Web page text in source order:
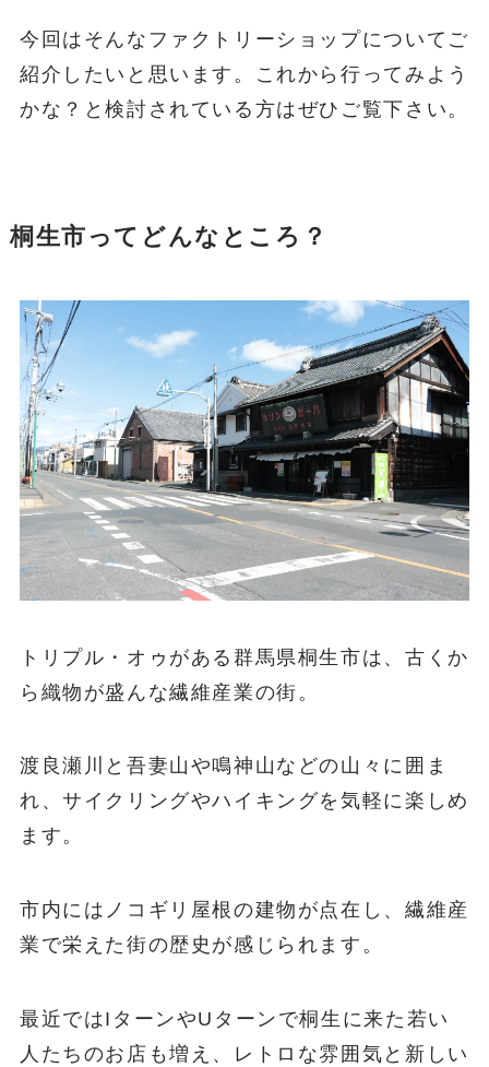
今回はそんなファクトリーショップについてご
紹介したいと思います。これから行ってみよう
かな？と検討されている方はぜひご覧下さい。
桐生市ってどんなところ？
トリプル・オゥがある群馬県桐生市は、古くか
ら織物が盛んな繊維産業の街。
渡良瀬川と吾妻山や鳴神山などの山々に囲ま
れ、サイクリングやハイキングを気軽に楽しめ
ます。
市内にはノコギリ屋根の建物が点在し、繊維産
業で栄えた街の歴史が感じられます。
最近ではIターンやUターンで桐生に来た若い
人たちのお店も増え、レトロな雰囲気と新しい